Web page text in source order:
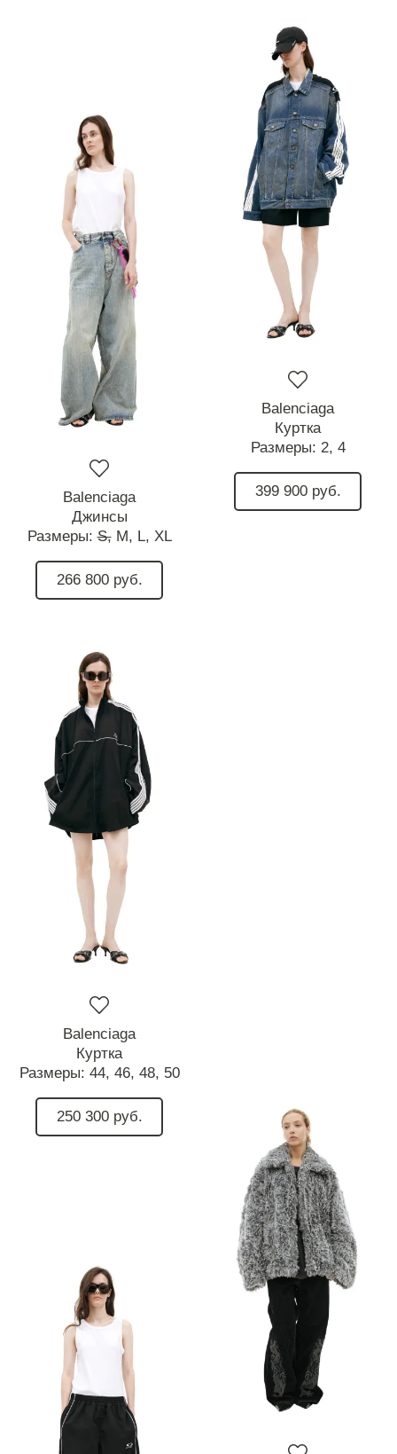
Balenciaga
Джинсы
Размеры:S, M, L, XL
266 800 руб.
Balenciaga
Куртка
Размеры: 2, 4
399 900 руб.
Balenciaga
Куртка
Размеры: 44, 46, 48, 50
250 300 руб.